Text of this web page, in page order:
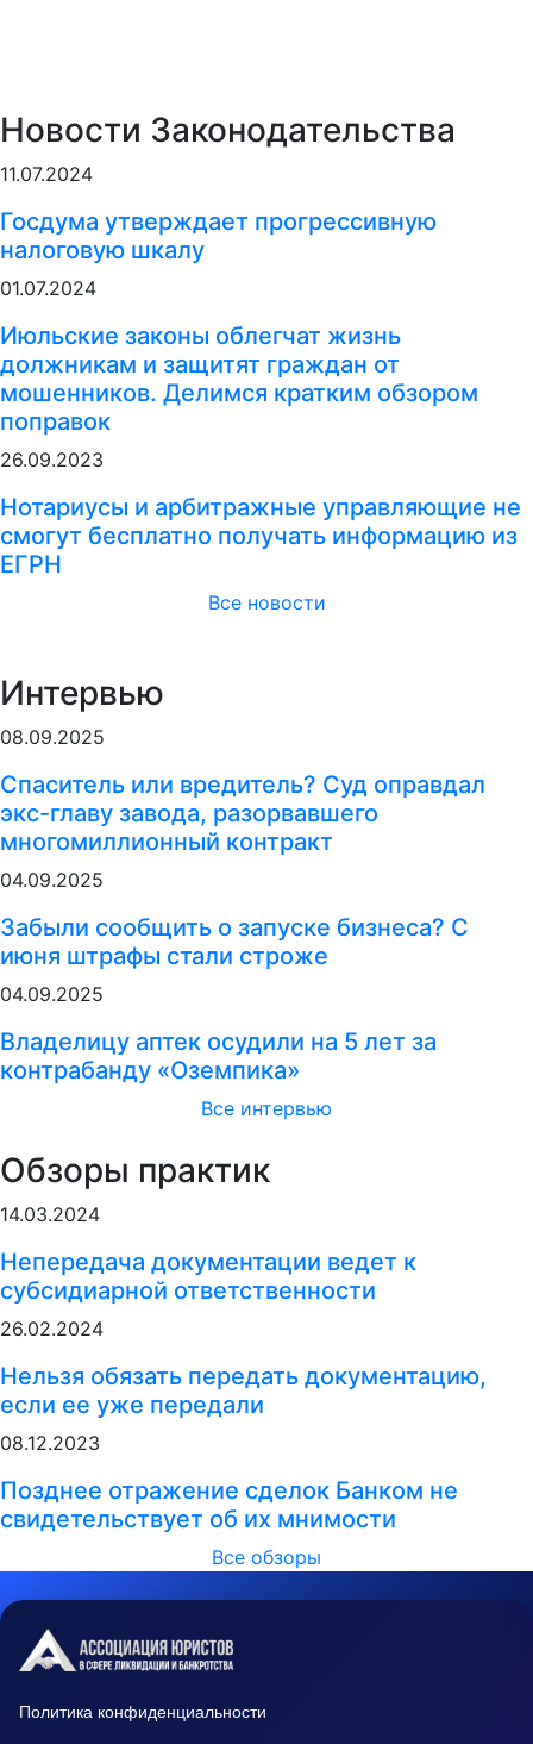
Новости Законодательства
11.07.2024
Госдума утверждает прогрессивную
налоговую шкалу
01.07.2024
Июльские законы облегчат жизнь
должникам и защитят граждан от
мошенников. Делимся кратким обзором
поправок
26.09.2023
Нотариусы и арбитражные управляющие не
смогут бесплатно получать информацию из
ЕГРН
Все новости
Интервью
08.09.2025
Спаситель или вредитель? Суд оправдал
экс-главу завода, разорвавшего
многомиллионный контракт
04.09.2025
Забыли сообщить о запуске бизнеса? С
июня штрафы стали строже
04.09.2025
Владелицу аптек осудили на 5 лет за
контрабанду «Оземпика»
Все интервью
Обзоры практик
14.03.2024
Непередача документации ведет к
субсидиарной ответственности
26.02.2024
Нельзя обязать передать документацию,
если ее уже передали
08.12.2023
Позднее отражение сделок Банком не
свидетельствует об их мнимости
Все обзоры
Политика конфиденциальности